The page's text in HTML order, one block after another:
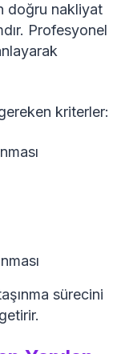
doğru nakliyat
Profesyonel
kriterler:
sürecini